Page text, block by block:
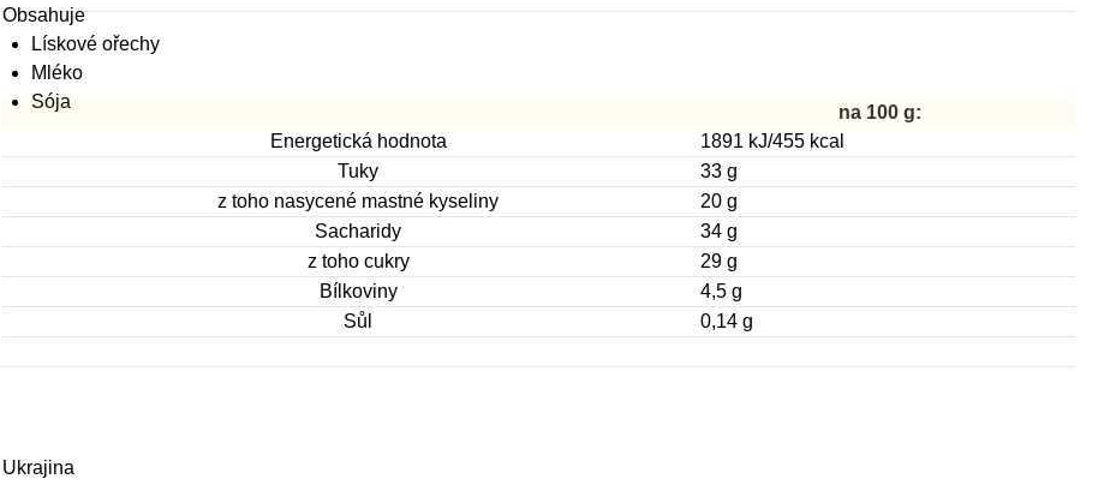
Obsahuje
Lískové ořechy
Mléko
Sója
na 100 g:
Energetická hodnota
1891 kJ/455 kcal
Tuky
33 g
z toho nasycené mastné kyseliny
20 g
Sacharidy
34 g
z toho cukry
29 g
Bílkoviny
4,5 g
Sůl
0,14 g
Ukrajina